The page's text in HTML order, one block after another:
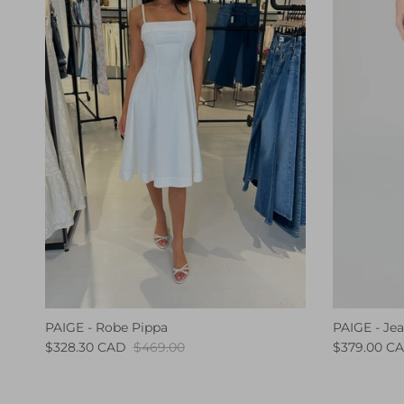
PAIGE - Robe Pippa
$328.30 CAD $469.00
PAIGE -
$379.00